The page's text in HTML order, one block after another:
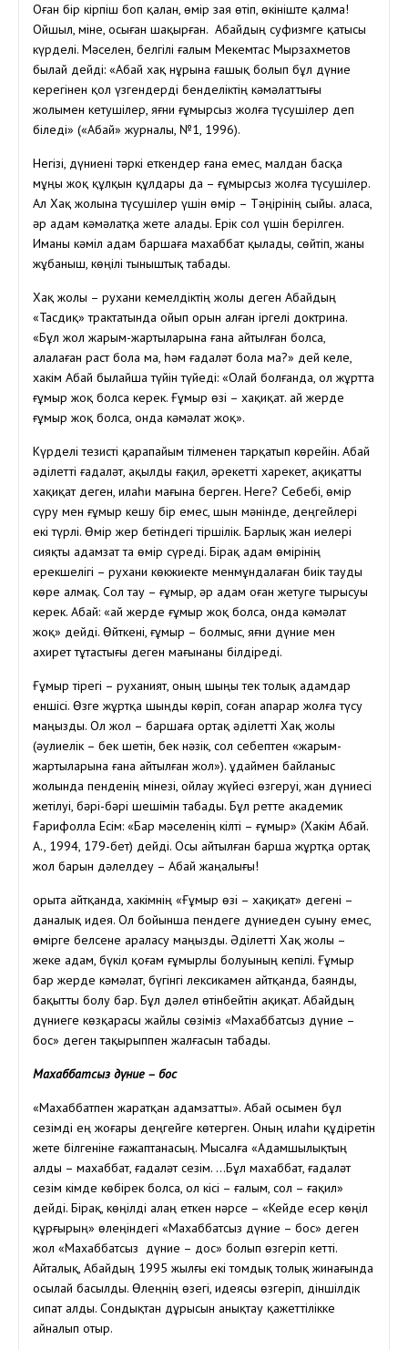
Оған бір кірпіш боп қалан, өмір зая өтіп, өкініште қалма!
Ойшыл, міне, осыған шақырған. Абайдың суфизмге қатысы
күрделі. Мәселен, белгілі ғалым Мекемтас Мырзахметов
былай дейді: «Абай хақ нұрына ғашық болып бұл дүние
керегінен қол үзгендерді бенделіктің кәмәлаттығы
жолымен кетушілер, яғни ғұмырсыз жолға түсушілер деп
біледі» («Абай» журналы, №1, 1996).
Негізі, дүниені тәркі еткендер ғана емес, малдан басқа
мұңы жоқ құлқын құлдары да – ғұмырсыз жолға түсушілер.
Ал Хақ жолына түсушілер үшін өмір – Тәңірінің сыйы. Қаласа,
әр адам кәмәлатқа жете алады. Ерік сол үшін берілген.
Иманы кәміл адам баршаға махаббат қылады, сөйтіп, жаны
жұбаныш, көңілі тыныштық табады.
Хақ жолы – рухани кемелдіктің жолы деген Абайдың
«Тасдиқ» трактатында ойып орын алған іргелі доктрина.
«Бұл жол жарым-жартыларына ғана айтылған болса,
алалаған раст бола ма, һәм ғадаләт бола ма?» дей келе,
хакім Абай былайша түйін түйеді: «Олай болғанда, ол жұртта
ғұмыр жоқ болса керек. Ғұмыр өзі – хақиқат. Қай жерде
ғұмыр жоқ болса, онда кәмәлат жоқ».
Күрделі тезисті қарапайым тілменен тарқатып көрейін. Абай
әділетті ғадаләт, ақылды ғақил, әрекетті харекет, ақиқатты
хақиқат деген, илаһи мағына берген. Неге? Себебі, өмір
сүру мен ғұмыр кешу бір емес, шын мәнінде, деңгейлері
екі түрлі. Өмір жер бетіндегі тіршілік. Барлық жан иелері
сияқты адамзат та өмір сүреді. Бірақ адам өмірінің
ерекшелігі – рухани көкжиекте менмұндалаған биік тауды
көре алмақ. Сол тау – ғұмыр, әр адам оған жетуге тырысуы
керек. Абай: «Қай жерде ғұмыр жоқ болса, онда кәмәлат
жоқ» дейді. Өйткені, ғұмыр – болмыс, яғни дүние мен
ахирет тұтастығы деген мағынаны білдіреді.
Ғұмыр тірегі – руханият, оның шыңы тек толық адамдар
еншісі. Өзге жұртқа шыңды көріп, соған апарар жолға түсу
маңызды. Ол жол – баршаға ортақ әділетті Хақ жолы
(әулиелік – бек шетін, бек нәзік, сол себептен «жарым-
жартыларына ғана айтылған жол»). Құдаймен байланыс
жолында пенденің мінезі, ойлау жүйесі өзгеруі, жан дүниесі
жетілуі, бәрі-бәрі шешімін табады. Бұл ретте академик
Ғарифолла Есім: «Бар мәселенің кілті – ғұмыр» (Хакім Абай.
А., 1994, 179-бет) дейді. Осы айтылған барша жұртқа ортақ
жол барын дәлелдеу – Абай жаңалығы!
Қорыта айтқанда, хакімнің «Ғұмыр өзі – хақиқат» дегені –
даналық идея. Ол бойынша пендеге дүниеден суыну емес,
өмірге белсене араласу маңызды. Әділетті Хақ жолы –
жеке адам, бүкіл қоғам ғұмырлы болуының кепілі. Ғұмыр
бар жерде кәмәлат, бүгінгі лексикамен айтқанда, баянды,
бақытты болу бар. Бұл дәлел өтінбейтін ақиқат. Абайдың
дүниеге көзқарасы жайлы сөзіміз «Махаббатсыз дүние –
бос» деген тақырыппен жалғасын табады.
Махаббатсыз дүние – бос
«Махаббатпен жаратқан адамзатты». Абай осымен бұл
сезімді ең жоғары деңгейге көтерген. Оның илаһи құдіретін
жете білгеніне ғажаптанасың. Мысалға «Адамшылықтың
алды – махаббат, ғадаләт сезім. …Бұл махаббат, ғадаләт
сезім кімде көбірек болса, ол кісі – ғалым, сол – ғақил»
дейді. Бірақ, көңілді алаң еткен нәрсе – «Кейде есер көңіл
құрғырың» өлеңіндегі «Махаббатсыз дүние – бос» деген
жол «Махаббатсыз дүние – дос» болып өзгеріп кетті.
Айталық, Абайдың 1995 жылғы екі томдық толық жинағында
осылай басылды. Өлеңнің өзегі, идеясы өзгеріп, діншілдік
сипат алды. Сондықтан дұрысын анықтау қажеттілікке
айналып отыр.